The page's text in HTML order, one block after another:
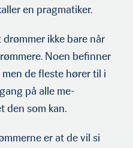
en pragmatiker.
ikke bare når
Noen befinner
de fleste hører til i
på alle me­
den som kan.
er at de vil si